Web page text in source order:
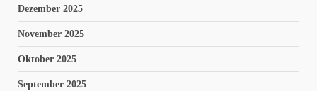
Dezember 2025
November 2025
Oktober 2025
September 2025